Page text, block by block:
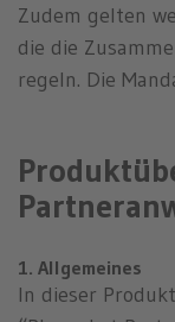
Zudem gelten
die die
regeln. Die
1. Allgemeines
In dieser